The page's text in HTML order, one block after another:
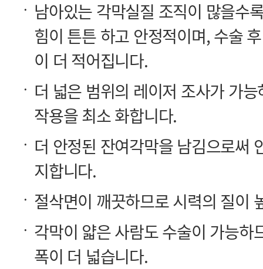
이 더 적어집니다.
작용을 최소 화합니다.
지합니다.
절삭면이 깨끗하므로 시력의 질이
폭이 더 넓습니다.